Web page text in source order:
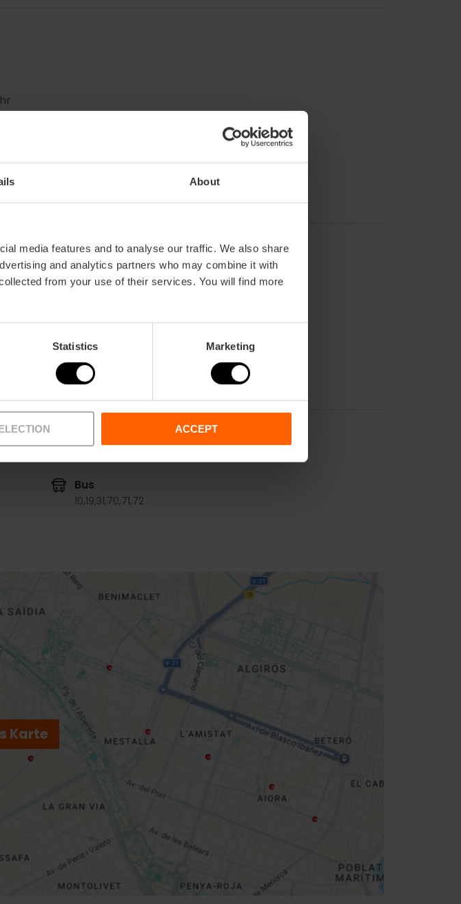
About
media features and to analyse our traffic. We also share
and analytics partners who may combine it with
from your use of their services. You will find more
Statistics Marketing
ACCEPT
Bus
10,19,31,70,71,72
Karte